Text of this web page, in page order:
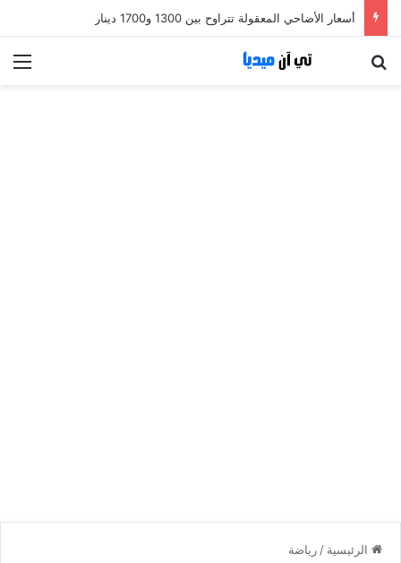
أسعار الأضاحي المعقولة تتراوح بين 1300 و1700 دينار
الرئيسية / رياضة